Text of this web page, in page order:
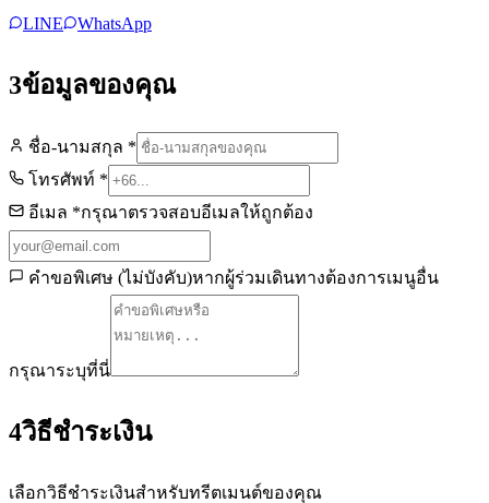
LINE WhatsApp
3ข้อมูลของคุณ
ชื่อ-นามสกุล *
โทรศัพท์ *
อีเมล *กรุณาตรวจสอบอีเมลให้ถูกต้อง
คำขอพิเศษ (ไม่บังคับ)หากผู้ร่วมเดินทางต้องการเมนูอื่น
กรุณาระบุที่นี่
4วิธีชำระเงิน
เลือกวิธีชำระเงินสำหรับทรีตเมนต์ของคุณ